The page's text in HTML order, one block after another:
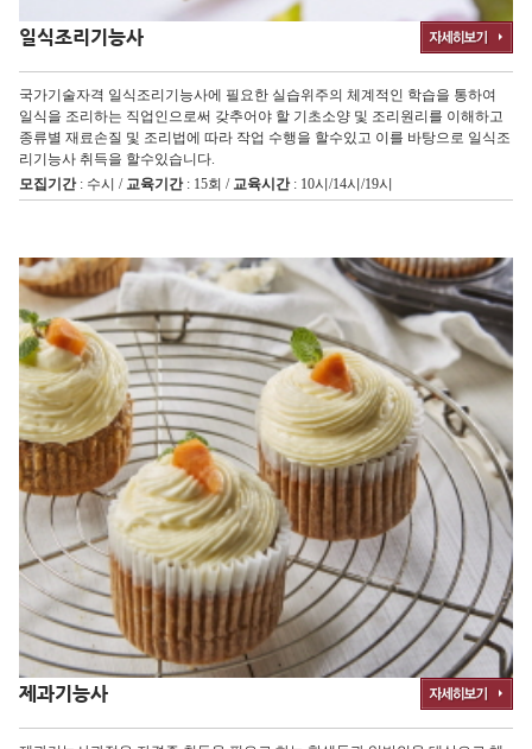
일식조리기능사
국가기술자격 일식조리기능사에 필요한 실습위주의 체계적인 학습을 통하여
일식을 조리하는 직업인으로써 갖추어야 할 기초소양 및 조리원리를 이해하고
종류별 재료손질 및 조리법에 따라 작업 수행을 할수있고 이를 바탕으로 일식조
리기능사 취득을 할수있습니다.
모집기간: 수시 / 교육기간: 15회 / 교육시간: 10시/14시/19시
제과기능사